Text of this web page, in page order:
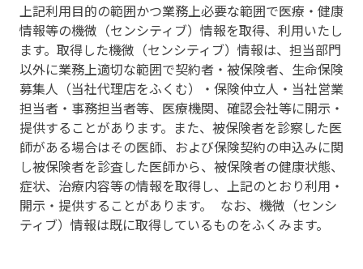
上記利用目的の範囲かつ業務上必要な範囲で医療・健康
情報等の機微（センシティブ）情報を取得、利用いたし
ます。取得した機微（センシティブ）情報は、担当部門
以外に業務上適切な範囲で契約者・被保険者、生命保険
募集人（当社代理店をふくむ）・保険仲立人・当社営業
担当者・事務担当者等、医療機関、確認会社等に開示・
提供することがあります。また、被保険者を診察した医
師がある場合はその医師、および保険契約の申込みに関
し被保険者を診査した医師から、被保険者の健康状態、
症状、治療内容等の情報を取得し、上記のとおり利用・
開示・提供することがあります。 なお、機微（センシ
ティブ）情報は既に取得しているものをふくみます。